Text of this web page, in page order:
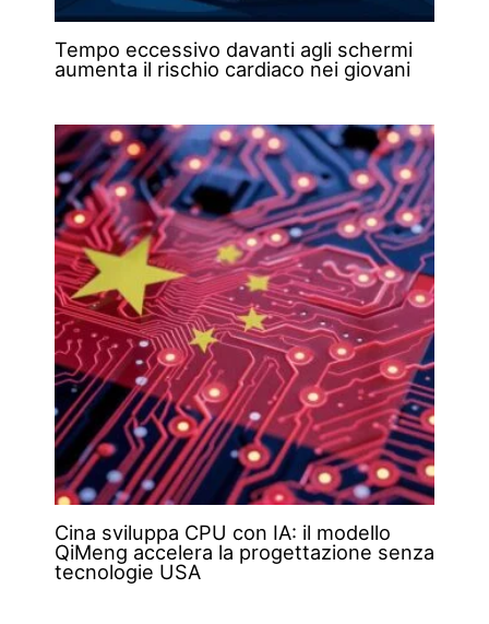
Tempo eccessivo davanti agli schermi
aumenta il rischio cardiaco nei giovani
Cina sviluppa CPU con IA: il modello
QiMeng accelera la progettazione senza
tecnologie USA